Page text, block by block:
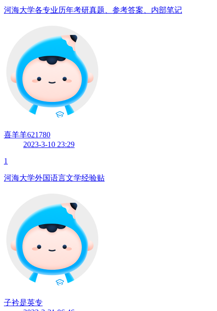
河海大学各专业历年考研真题、参考答案、内部笔记
喜羊羊621780
2023-3-10 23:29
1
河海大学外国语言文学经验贴
子衿是英专